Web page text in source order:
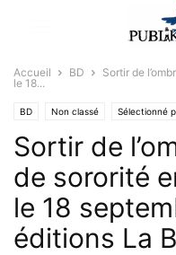
Accueil BD
Sortir de
le 18...
BD Non classé Sélectionné
Sortir de
de sororité
le 18
éditions La